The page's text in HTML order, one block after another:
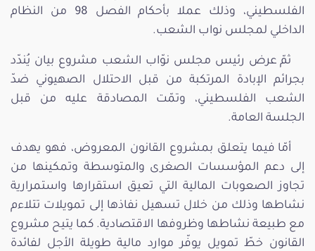
الفلسطيني، وذلك عملا بأحكام الفصل 98 من النظام
الداخلي لمجلس نواب الشعب.
ثمّ عرض رئيس مجلس نوّاب الشعب مشروع بيان يُندّد
بجرائم الإبادة المرتكبة من قبل الاحتلال الصهيوني ضدّ
الشعب الفلسطيني، وتمّت المصادقة عليه من قبل
الجلسة العامة.
أمّا فيما يتعلق بمشروع القانون المعروض، فهو يهدف
إلى دعم المؤسسات الصغرى والمتوسطة وتمكينها من
تجاوز الصعوبات المالية التي تعيق استقرارها واستمرارية
نشاطها وذلك من خلال تسهيل نفاذها إلى تمويلات تتلاءم
مع طبيعة نشاطها وظروفها الاقتصادية. كما يتيح مشروع
القانون خطّ تمويل يوفّر موارد مالية طويلة الأجل لفائدة